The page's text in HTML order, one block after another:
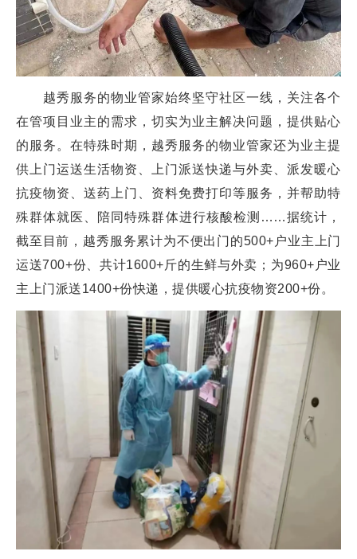
越秀服务的物业管家始终坚守社区一线，关注各个
在管项目业主的需求，切实为业主解决问题，提供贴心
的服务。在特殊时期，越秀服务的物业管家还为业主提
供上门运送生活物资、上门派送快递与外卖、派发暖心
抗疫物资、送药上门、资料免费打印等服务，并帮助特
殊群体就医、陪同特殊群体进行核酸检测……据统计，
截至目前，越秀服务累计为不便出门的500+户业主上门
运送700+份、共计1600+斤的生鲜与外卖；为960+户业
主上门派送1400+份快递，提供暖心抗疫物资200+份。